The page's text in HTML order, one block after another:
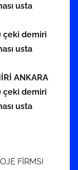
usta
çeki demiri
usta
ANKARA
çeki demiri
usta
FİRMSI